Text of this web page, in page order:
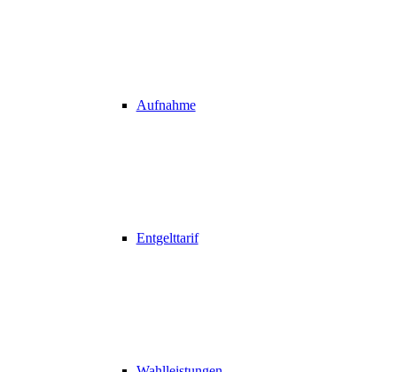
Aufnahme
Entgelttarif